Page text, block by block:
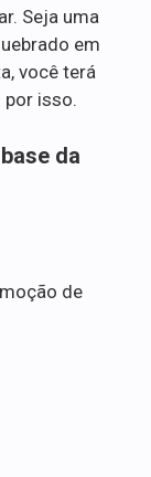
Seja uma
em
você terá
por isso.
da
de